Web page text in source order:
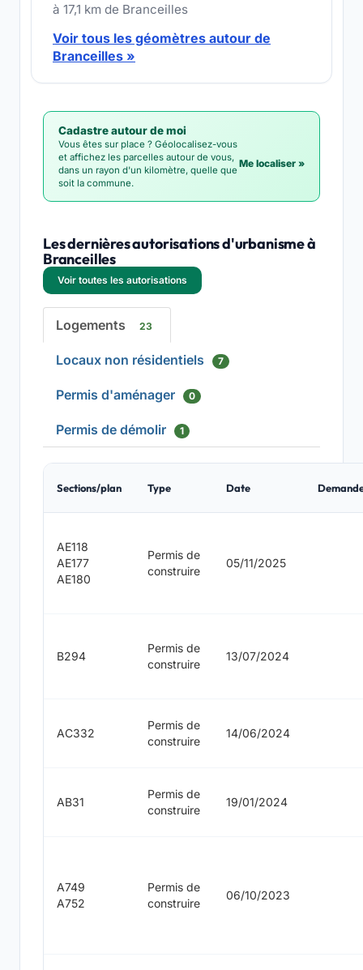
à 17,1 km de Branceilles
Voir tous les géomètres autour de
Branceilles »
Cadastre autour de moi
Vous êtes sur place ? Géolocalisez-vous
et affichez les parcelles autour de vous,
dans un rayon d'un kilomètre, quelle que
soit la commune.
Me localiser »
Les dernières autorisations d'urbanisme à
Branceilles
Voir toutes les autorisations
Logements 23
Locaux non résidentiels 7
Permis d'aménager 0
Permis de démolir 1
Sections/plan Type Date
AE118
AE177
AE180
Permis de
construire
05/11/2025
B294
Permis de
construire
13/07/2024
AC332
Permis de
construire
14/06/2024
AB31
Permis de
construire
19/01/2024
A749
A752
Permis de
construire
06/10/2023